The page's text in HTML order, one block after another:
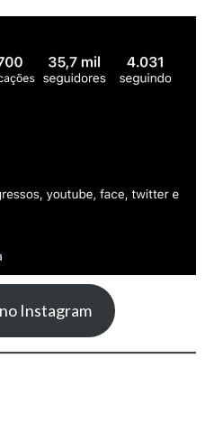
Instagram